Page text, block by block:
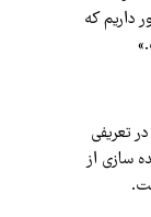
داریم که
تعریفی
سازی از